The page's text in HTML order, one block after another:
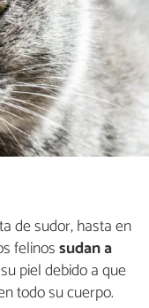
de sudor, hasta en
felinossudan a
piel debido a que
todo su cuerpo.